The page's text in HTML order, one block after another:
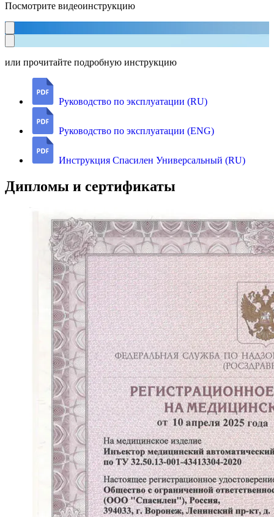
Посмотрите видеоинструкцию
или прочитайте подробную инструкцию
Руководство по эксплуатации (RU)
Руководство по эксплуатации (ENG)
Инструкция Спасилен Универсальный (RU)
Дипломы и сертификаты